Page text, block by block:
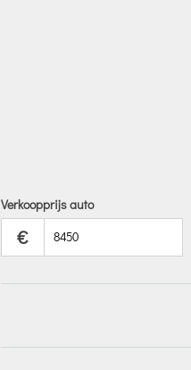
Verkoopprijs auto
€